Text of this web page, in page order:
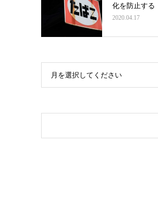
化を防止する
2020.04.17
月を選択してください